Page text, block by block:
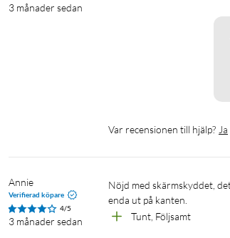
3 månader sedan
Var recensionen till hjälp? Ja
Annie
Verifierad köpare
4/5
3 månader sedan
Nöjd med skärmskyddet, det är tunt och fungerar bra. Ger dock bara 4 stjärnor då jag hade önskat att det även täckte
enda ut på kanten.
Tunt, Följsamt